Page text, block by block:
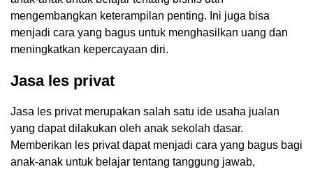
mengembangkan keterampilan penting. Ini juga bisa
menjadi cara yang bagus untuk menghasilkan uang dan
meningkatkan kepercayaan diri.
Jasa les privat
Jasa les privat merupakan salah satu ide usaha jualan
yang dapat dilakukan oleh anak sekolah dasar.
Memberikan les privat dapat menjadi cara yang bagus bagi
anak-anak untuk belajar tentang tanggung jawab,